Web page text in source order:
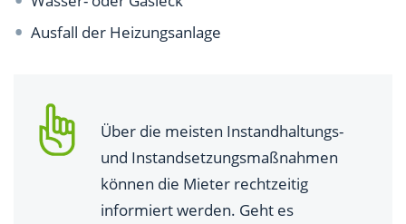
Ausfall der Heizungsanlage
Über die meisten Instandhaltungs-
und Instandsetzungsmaßnahmen
können die Mieter rechtzeitig
informiert werden. Geht es